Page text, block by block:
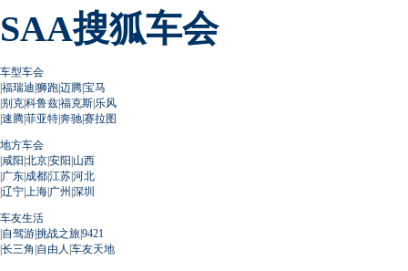
SAA搜狐车会
车型车会
|福瑞迪|狮跑|迈腾|宝马
|别克|科鲁兹|福克斯|乐风
|速腾|菲亚特|奔驰|赛拉图
地方车会
|咸阳|北京|安阳|山西
|广东|成都|江苏|河北
|辽宁| 上海|广州 |深圳
车友生活
|自驾游|挑战之旅|9421
|长三角 |自由人 |车友天地